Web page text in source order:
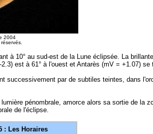
2004
à 10° au sud-est de la Lune éclipsée. La
est à 61° à l'ouest et Antarès (mV = +1.07) se
successivement par de subtiles teintes, dans
pénombrale, amorce alors sa sortie de la
de l'éclipse.
: Les Horaires